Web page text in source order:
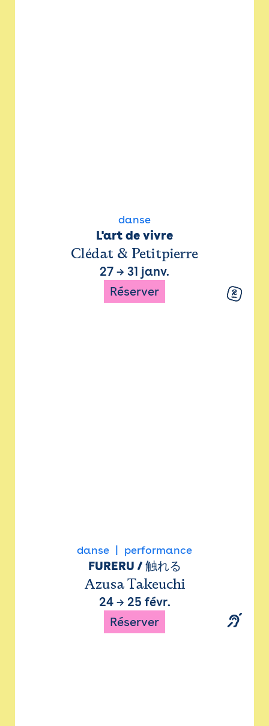
danse
L'art de vivre
Clédat & Petitpierre
27 → 31 janv.
Réserver
danse performance
FURERU / 触れる
Azusa Takeuchi
24→ 25 févr.
Réserver